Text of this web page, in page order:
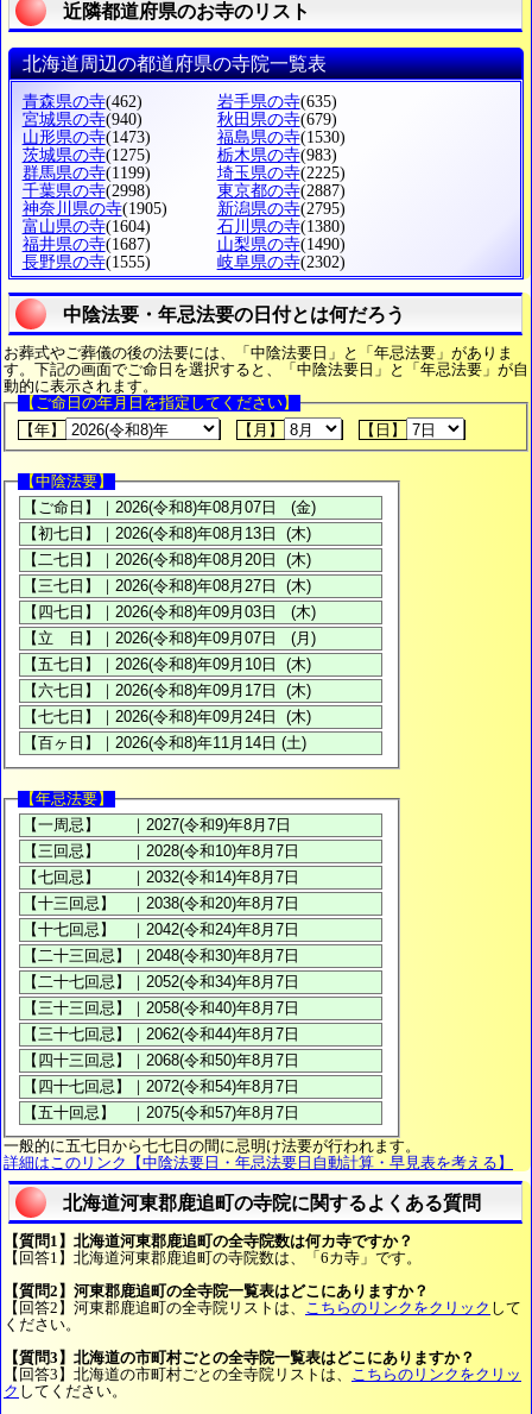
近隣都道府県のお寺のリスト
北海道周辺の都道府県の寺院一覧表
青森県の寺(462) 岩手県の寺(635)
宮城県の寺(940) 秋田県の寺(679)
山形県の寺(1473) 福島県の寺(1530)
茨城県の寺(1275) 栃木県の寺(983)
群馬県の寺(1199) 埼玉県の寺(2225)
千葉県の寺(2998) 東京都の寺(2887)
神奈川県の寺(1905) 新潟県の寺(2795)
富山県の寺(1604) 石川県の寺(1380)
福井県の寺(1687) 山梨県の寺(1490)
長野県の寺(1555) 岐阜県の寺(2302)
中陰法要・年忌法要の日付とは何だろう
お葬式やご葬儀の後の法要には、「中陰法要日」と「年忌法要」がありま
す。下記の画面でご命日を選択すると、「中陰法要日」と「年忌法要」が自
動的に表示されます。
【ご命日の年月日を指定してください】
【年】
【月】 【日】
【中陰法要】
【年忌法要】
一般的に五七日から七七日の間に忌明け法要が行われます。
詳細はこのリンク【中陰法要日・年忌法要日自動計算・早見表を考える】
北海道河東郡鹿追町の寺院に関するよくある質問
【質問1】北海道河東郡鹿追町の全寺院数は何カ寺ですか？
【回答1】北海道河東郡鹿追町の寺院数は、「6カ寺」です。
【質問2】河東郡鹿追町の全寺院一覧表はどこにありますか？
【回答2】河東郡鹿追町の全寺院リストは、 こちらのリンクをクリック して
ください。
【質問3】北海道の市町村ごとの全寺院一覧表はどこにありますか？
【回答3】北海道の市町村ごとの全寺院リストは、 こちらのリンクをクリッ
ク してください。